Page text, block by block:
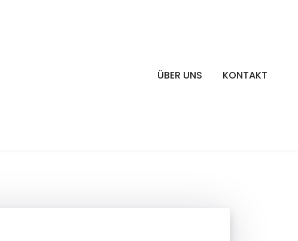
ÜBER UNS KONTAKT